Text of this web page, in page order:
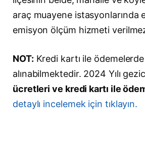
araç muayene istasyonlarında
emisyon ölçüm hizmeti
NOT: Kredi kartı ile
alınabilmektedir. 2024 Yılı
ücretleri ve kredi kartı ile
detaylı incelemek için tıklayın.